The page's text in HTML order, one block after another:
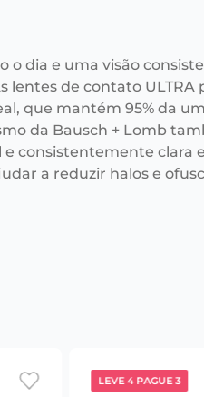
dia e uma visão
lentes de contato
que mantém 95% da
da Bausch + Lomb
consistentemente clara
a reduzir halos e
LEVE 4 PAGUE 3